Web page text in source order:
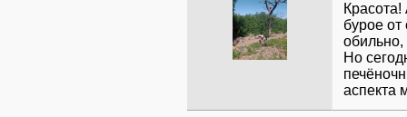
бурое
обильно,
Но
аспекта